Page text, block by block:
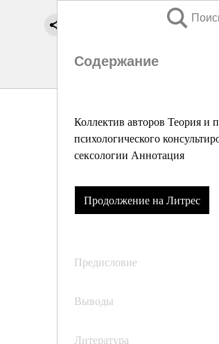
Содержание
Коллектив авторов Теория и
психологического
сексологии Аннотация
Продолжение на Литрес
Предисловие
Выводы
Литература